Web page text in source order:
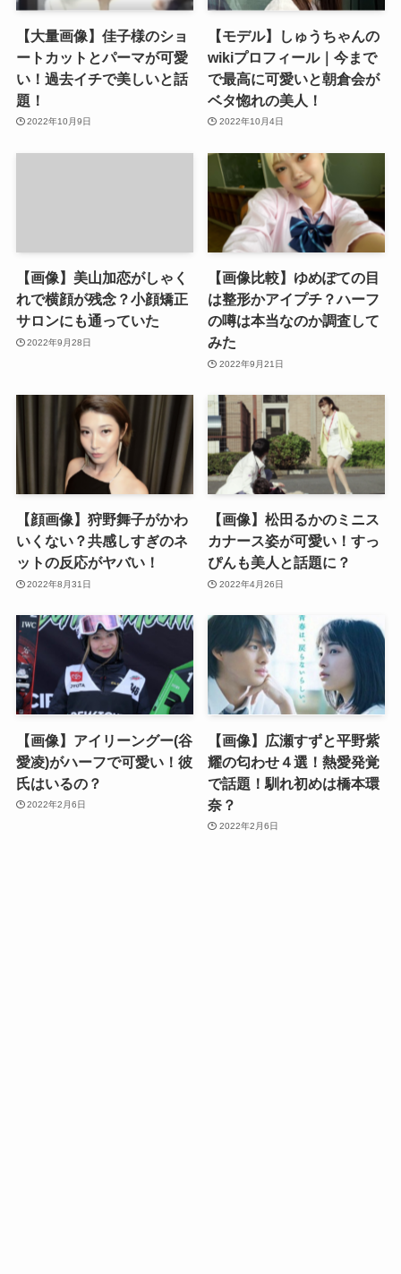
【大量画像】佳子様のショ
ートカットとパーマが可愛
い！過去イチで美しいと話
題！
2022年10月9日
【モデル】しゅうちゃんの
wikiプロフィール｜今まで
で最高に可愛いと朝倉会が
ベタ惚れの美人！
2022年10月4日
【画像】美山加恋がしゃく
れで横顔が残念？小顔矯正
サロンにも通っていた
2022年9月28日
【画像比較】ゆめぽての目
は整形かアイプチ？ハーフ
の噂は本当なのか調査して
みた
2022年9月21日
【顔画像】狩野舞子がかわ
いくない？共感しすぎのネ
ットの反応がヤバい！
2022年8月31日
【画像】松田るかのミニス
カナース姿が可愛い！すっ
ぴんも美人と話題に？
2022年4月26日
【画像】アイリーングー(谷
愛凌)がハーフで可愛い！彼
氏はいるの？
2022年2月6日
【画像】広瀬すずと平野紫
耀の匂わせ４選！熱愛発覚
で話題！馴れ初めは橋本環
奈？
2022年2月6日